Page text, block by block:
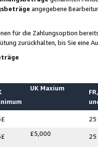
angegebene
für die Zahlungsoption
zurückhalten, bis Sie
UK Maxium
25
£5,000 25